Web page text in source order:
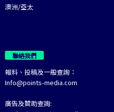
澳洲/亞太
聯絡我們
報料、投稿及一般查詢：
Info@points-media.com
廣告及贊助查詢: